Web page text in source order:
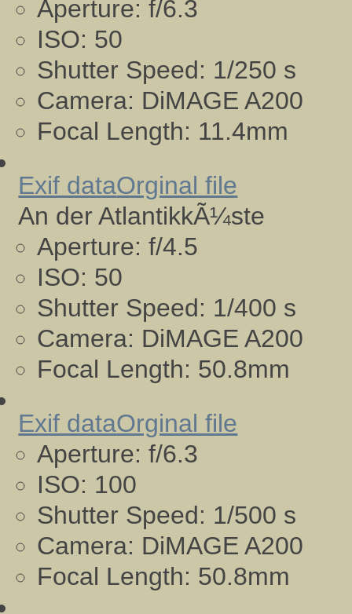
Aperture: f/6.3
ISO: 50
Shutter Speed: 1/250 s
Camera: DiMAGE A200
Focal Length: 11.4mm
Exif dataOrginal file
An der AtlantikkÃ¼ste
Aperture: f/4.5
ISO: 50
Shutter Speed: 1/400 s
Camera: DiMAGE A200
Focal Length: 50.8mm
Exif dataOrginal file
Aperture: f/6.3
ISO: 100
Shutter Speed: 1/500 s
Camera: DiMAGE A200
Focal Length: 50.8mm